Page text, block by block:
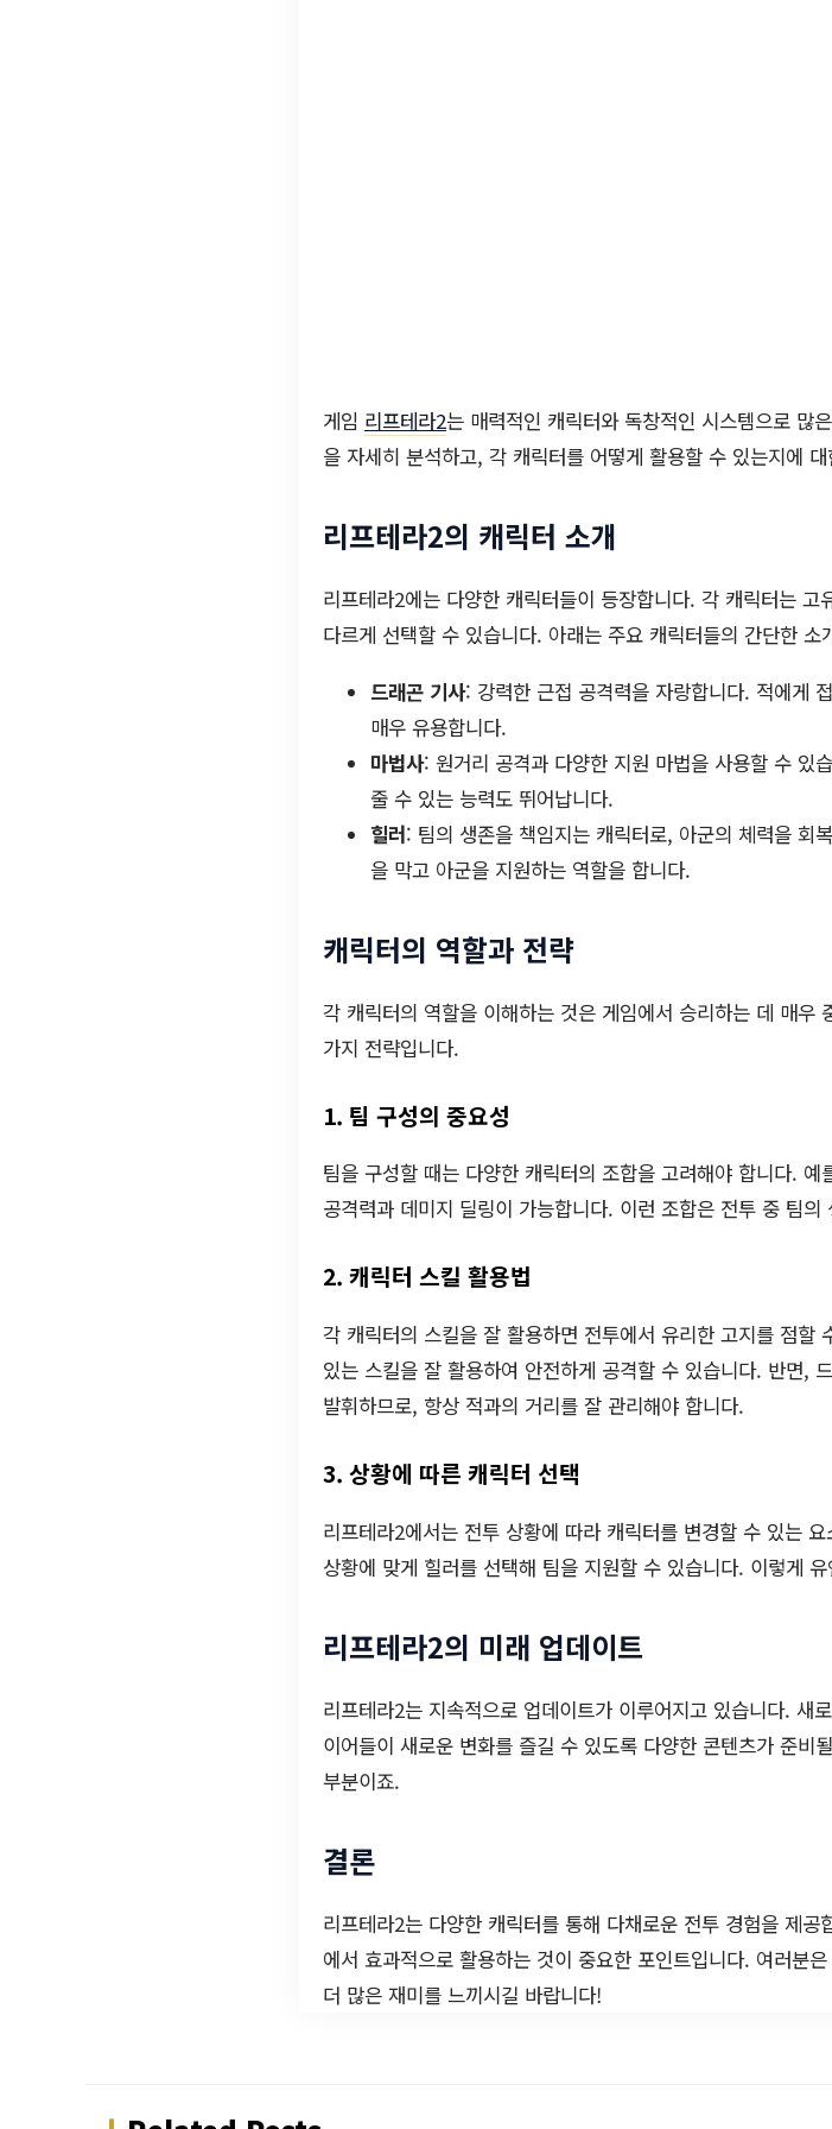
게임 리프테라2는 매력적인 캐릭터와 독창적인 시스템으로 많
을 자세히 분석하고, 각 캐릭터를 어떻게 활용할 수 있는지에
리프테라2의 캐릭터 소개
리프테라2에는 다양한 캐릭터들이 등장합니다. 각 캐릭터는
다르게 선택할 수 있습니다. 아래는 주요 캐릭터들의 간단한 소
드래곤 기사: 강력한 근접 공격력을 자랑합니다. 적에게
매우 유용합니다.
마법사: 원거리 공격과 다양한 지원 마법을 사용할 수 있
줄 수 있는 능력도 뛰어납니다.
힐러: 팀의 생존을 책임지는 캐릭터로, 아군의 체력을 회
을 막고 아군을 지원하는 역할을 합니다.
캐릭터의 역할과 전략
각 캐릭터의 역할을 이해하는 것은 게임에서 승리하는 데 매우
가지 전략입니다.
1. 팀 구성의 중요성
팀을 구성할 때는 다양한 캐릭터의 조합을 고려해야 합니다.
공격력과 데미지 딜링이 가능합니다. 이런 조합은 전투 중 팀
2. 캐릭터 스킬 활용법
각 캐릭터의 스킬을 잘 활용하면 전투에서 유리한 고지를 점
있는 스킬을 잘 활용하여 안전하게 공격할 수 있습니다. 반면,
발휘하므로, 항상 적과의 거리를 잘 관리해야 합니다.
3. 상황에 따른 캐릭터 선택
리프테라2에서는 전투 상황에 따라 캐릭터를 변경할 수 있는
상황에 맞게 힐러를 선택해 팀을 지원할 수 있습니다. 이렇게
리프테라2의 미래 업데이트
리프테라2는 지속적으로 업데이트가 이루어지고 있습니다. 새
이어들이 새로운 변화를 즐길 수 있도록 다양한 콘텐츠가 준비
부분이죠.
결론
리프테라2는 다양한 캐릭터를 통해 다채로운 전투 경험을 제
에서 효과적으로 활용하는 것이 중요한 포인트입니다. 여러분
더 많은 재미를 느끼시길 바랍니다!